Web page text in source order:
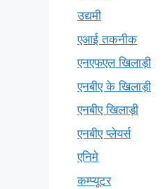
उद्यमी
एआई तकनीक
एनएफएल खिलाड़ी
एनबीए के खिलाड़ी
एनबीए खिलाड़ी
एनबीए प्लेयर्स
एनिमे
कम्प्यूटर